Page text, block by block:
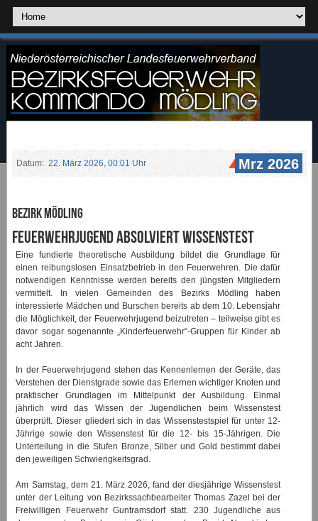
Datum: 22. März 2026, 00:01 Uhr Mrz 2026
Bezirk Mödling
Feuerwehrjugend absolviert Wissenstest
Eine fundierte theoretische Ausbildung bildet die Grundlage für
einen reibungslosen Einsatzbetrieb in den Feuerwehren. Die dafür
notwendigen Kenntnisse werden bereits den jüngsten Mitgliedern
vermittelt. In vielen Gemeinden des Bezirks Mödling haben
interessierte Mädchen und Burschen bereits ab dem 10. Lebensjahr
die Möglichkeit, der Feuerwehrjugend beizutreten – teilweise gibt es
davor sogar sogenannte „Kinderfeuerwehr“-Gruppen für Kinder ab
acht Jahren.
In der Feuerwehrjugend stehen das Kennenlernen der Geräte, das
Verstehen der Dienstgrade sowie das Erlernen wichtiger Knoten und
praktischer Grundlagen im Mittelpunkt der Ausbildung. Einmal
jährlich wird das Wissen der Jugendlichen beim Wissenstest
überprüft. Dieser gliedert sich in das Wissenstestspiel für unter 12-
Jährige sowie den Wissenstest für die 12- bis 15-Jährigen. Die
Unterteilung in die Stufen Bronze, Silber und Gold bestimmt dabei
den jeweiligen Schwierigkeitsgrad.
Am Samstag, dem 21. März 2026, fand der diesjährige Wissenstest
unter der Leitung von Bezirkssachbearbeiter Thomas Zazel bei der
Freiwilligen Feuerwehr Guntramsdorf statt. 230 Jugendliche aus